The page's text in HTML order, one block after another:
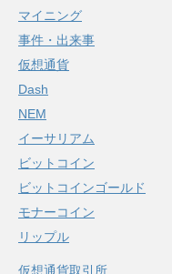
マイニング
事件・出来事
仮想通貨
Dash
NEM
イーサリアム
ビットコイン
ビットコインゴールド
モナーコイン
リップル
仮想通貨取引所